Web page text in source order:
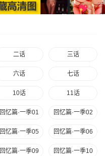
二话 三话
六话 七话
10话 11话
回忆篇·一季01 回忆篇·一季02
回忆篇·一季05 回忆篇·一季06
回忆篇·一季09 回忆篇·一季10